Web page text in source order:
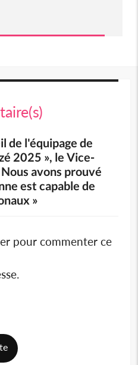
de l'équipage de
2025 », le Vice-
avons prouvé
est capable de
»
pour commenter ce